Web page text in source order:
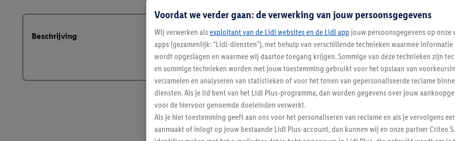
Beschrijving
Voordat we verder gaan: de verwerking van jouw persoonsgegevens
Wij verwerken als exploitant van de Lidl websites en de Lidl app jouw persoonsgegevens op onze
apps (gezamenlijk: "Lidl-diensten"), met behulp van verschillende technieken waarmee
wordt opgeslagen en waarmee wij daartoe toegang krijgen. Sommige van deze technieken zijn
en sommige technieken worden met jouw toestemming gebruikt voor het opslaan van
verzamelen en analyseren van statistieken of voor het tonen van gepersonaliseerde reclame
diensten. Als je lid bent van het Lidl Plus-programma, dan worden gegevens over jouw
voor de hiervoor genoemde doeleinden verwerkt.
Als je hier toestemming geeft aan ons voor het personaliseren van reclame en als je vervolgens
aanmaakt of inlogt op jouw bestaande Lidl Plus-account, dan kunnen wij en onze partner Criteo